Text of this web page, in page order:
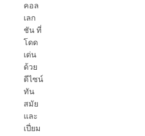
คอล
เลก
ชัน ที่
โดด
เด่น
ด้วย
ดีไซน์
ทัน
สมัย
และ
เปี่ยม